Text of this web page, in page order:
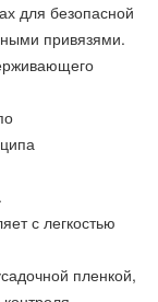
для безопасной
привязями.
с легкостью
пленкой,